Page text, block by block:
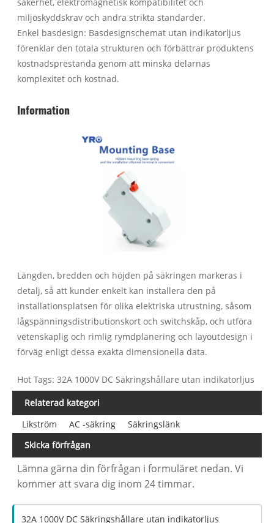
miljöskyddskrav och andra strikta standarder.
Enkel basdesign: Basdesignschemat utan indikatorljus
förenklar den totala strukturen och förbättrar produktens
kostnadsprestanda genom att minska delarnas
komplexitet och kostnad.
Information
Längden, bredden och höjden på säkringen markeras i
detalj, så att kunder enkelt kan installera den på
installationsplatsen för olika elektriska utrustning, såsom
lågspänningsdistributionskort och switchskåp, och utföra
vetenskaplig och rimlig rymdplanering och layoutdesign i
förväg enligt dessa exakta dimensionella data.
Hot Tags: 32A 1000V DC Säkringshållare utan indikatorljus
Relaterad kategori
Likström
AC -säkring
Säkringslänk
Skicka förfrågan
Lämna gärna din förfrågan i formuläret nedan. Vi
kommer att svara dig inom 24 timmar.